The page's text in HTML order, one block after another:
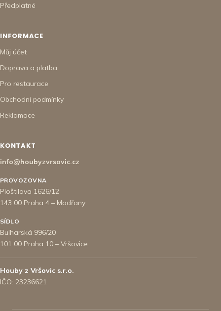
Předplatné
INFORMACE
Můj účet
Doprava a platba
Pro restaurace
Obchodní podmínky
Reklamace
KONTAKT
info@houbyzvrsovic.cz
PROVOZOVNA
Ploštilova 1626/12
143 00 Praha 4 – Modřany
SÍDLO
Bulharská 996/20
101 00 Praha 10 – Vršovice
Houby z Vršovic s.r.o.
IČO: 23236621